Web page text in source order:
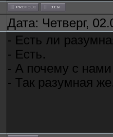
Дата: Четверг,
- Есть ли
- Есть.
- А почему с
- Так разумная